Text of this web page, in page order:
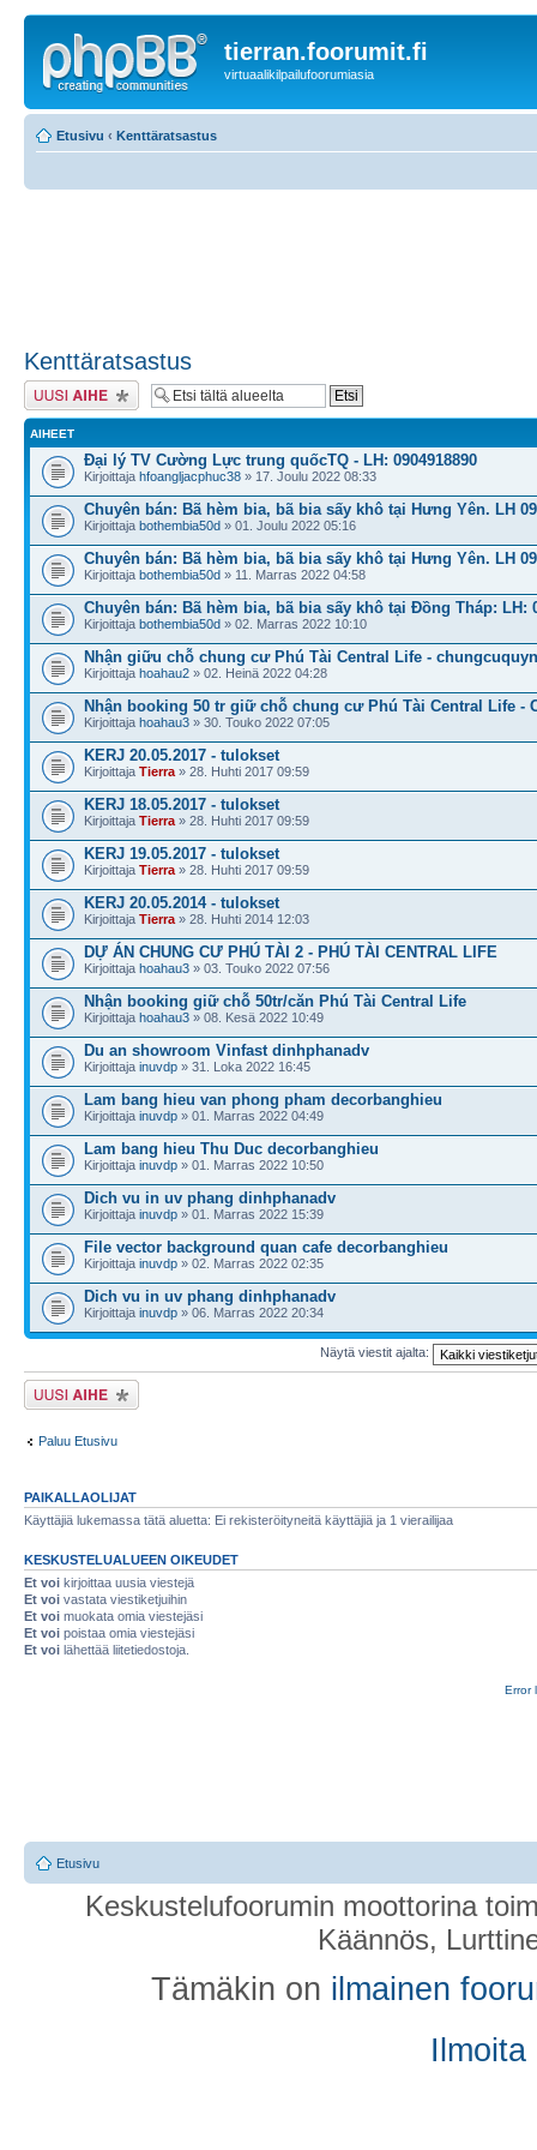
tierran.foorumit.fi
virtuaalikilpailufoorumiasia
Etusivu ‹ Kenttäratsastus
Kenttäratsastus
Lähetä uusi viesti
AIHEET
Đại lý TV Cường Lực trung quốcTQ - LH: 0904918890
Kirjoittaja hfoangljacphuc38 » 17. Joulu 2022 08:33
Chuyên bán: Bã hèm bia, bã bia sấy khô tại Hưng Yên. LH
Kirjoittaja bothembia50d » 01. Joulu 2022 05:16
Chuyên bán: Bã hèm bia, bã bia sấy khô tại Hưng Yên. LH
Kirjoittaja bothembia50d » 11. Marras 2022 04:58
Chuyên bán: Bã hèm bia, bã bia sấy khô tại Đồng Tháp: LH:
Kirjoittaja bothembia50d » 02. Marras 2022 10:10
Nhận giữu chỗ chung cư Phú Tài Central Life -
Kirjoittaja hoahau2 » 02. Heinä 2022 04:28
Nhận booking 50 tr giữ chỗ chung cư Phú Tài Central Life -
Kirjoittaja hoahau3 » 30. Touko 2022 07:05
KERJ 20.05.2017 - tulokset
Kirjoittaja Tierra » 28. Huhti 2017 09:59
KERJ 18.05.2017 - tulokset
Kirjoittaja Tierra » 28. Huhti 2017 09:59
KERJ 19.05.2017 - tulokset
Kirjoittaja Tierra » 28. Huhti 2017 09:59
KERJ 20.05.2014 - tulokset
Kirjoittaja Tierra » 28. Huhti 2014 12:03
DỰ ÁN CHUNG CƯ PHÚ TÀI 2 - PHÚ TÀI CENTRAL LIFE
Kirjoittaja hoahau3 » 03. Touko 2022 07:56
Nhận booking giữ chỗ 50tr/căn Phú Tài Central Life
Kirjoittaja hoahau3 » 08. Kesä 2022 10:49
Du an showroom Vinfast dinhphanadv
Kirjoittaja inuvdp » 31. Loka 2022 16:45
Lam bang hieu van phong pham decorbanghieu
Kirjoittaja inuvdp » 01. Marras 2022 04:49
Lam bang hieu Thu Duc decorbanghieu
Kirjoittaja inuvdp » 01. Marras 2022 10:50
Dich vu in uv phang dinhphanadv
Kirjoittaja inuvdp » 01. Marras 2022 15:39
File vector background quan cafe decorbanghieu
Kirjoittaja inuvdp » 02. Marras 2022 02:35
Dich vu in uv phang dinhphanadv
Kirjoittaja inuvdp » 06. Marras 2022 20:34
Näytä viestit ajalta:
Lähetä uusi viesti
Paluu Etusivu
PAIKALLAOLIJAT
Käyttäjiä lukemassa tätä aluetta: Ei rekisteröityneitä käyttäjiä ja 1 vierailijaa
KESKUSTELUALUEEN OIKEUDET
Et voi kirjoittaa uusia viestejä
Et voi vastata viestiketjuihin
Et voi muokata omia viestejäsi
Et voi poistaa omia viestejäsi
Et voi lähettää liitetiedostoja.
Error
Etusivu
Keskustelufoorumin moottorina
Käännös,
Tämäkin on ilmainen